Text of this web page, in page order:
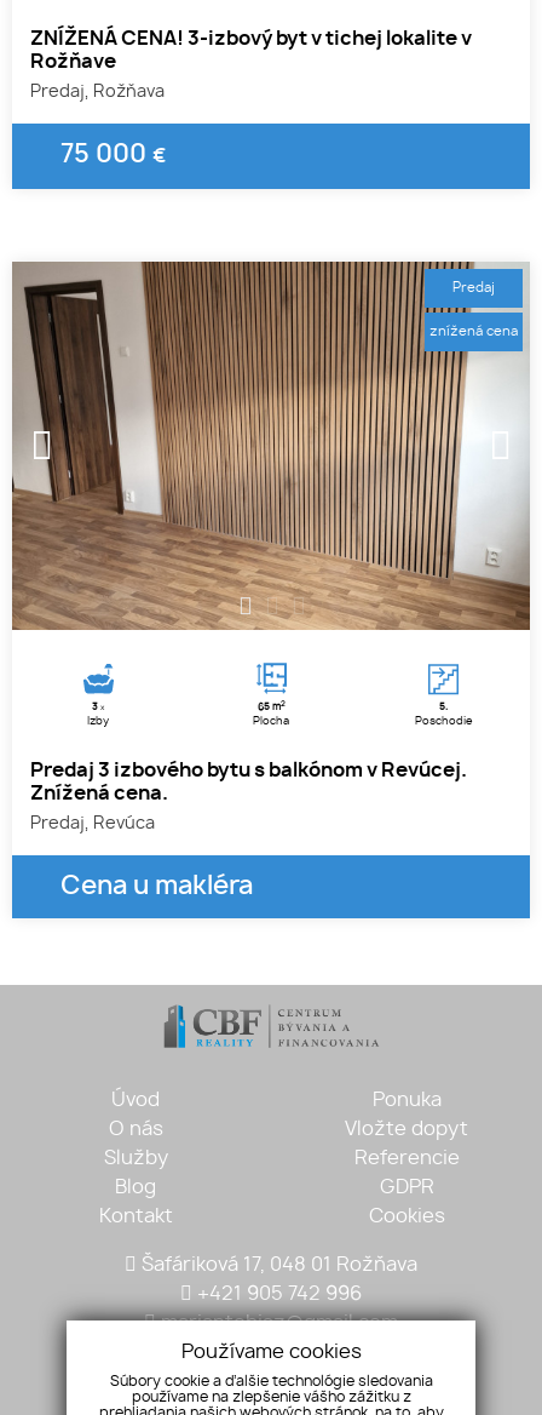
ZNÍŽENÁ CENA! 3-izbový byt v tichej lokalite v
Rožňave
Predaj, Rožňava
75 000 €
1 2 3
3x
Izby
65 m2
Plocha
5.
Poschodie
Predaj 3 izbového bytu s balkónom v Revúcej.
Znížená cena.
Predaj, Revúca
Cena u makléra
Predaj
znížená cena
Úvod
O nás
Služby
Blog
Kontakt
Ponuka
Vložte dopyt
Referencie
GDPR
Cookies
Šafáriková 17, 048 01 Rožňava
+421 905 742 996
mariantobisz@gmail.com
Používame cookies
Súbory cookie a ďalšie technológie sledovania
používame na zlepšenie vášho zážitku z